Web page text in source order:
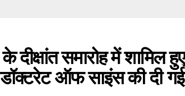
दीक्षांत समारोह में शामिल हुए
ऑफ साइंस की दी गई